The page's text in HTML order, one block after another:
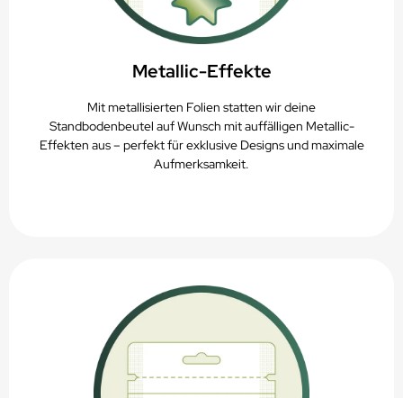
Metallic-Effekte
Mit metallisierten Folien statten wir deine
Standbodenbeutel auf Wunsch mit auffälligen Metallic-
Effekten aus – perfekt für exklusive Designs und maximale
Aufmerksamkeit.